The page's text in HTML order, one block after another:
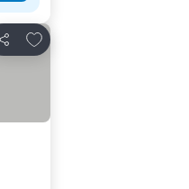
Teilen
Zu Favoriten hinzufügen